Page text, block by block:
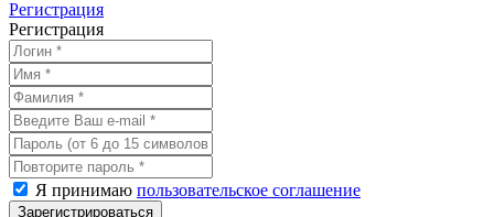
Регистрация
Регистрация
Я принимаю пользовательское соглашение